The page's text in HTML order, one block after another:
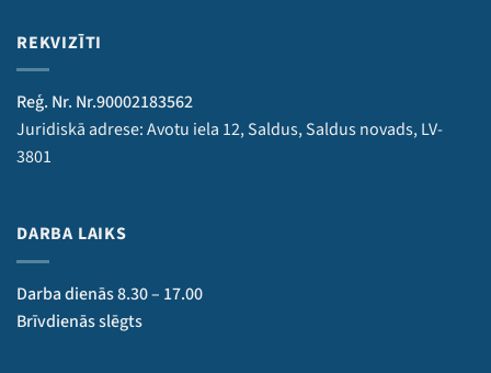
REKVIZĪTI
Reģ. Nr. Nr.90002183562
Juridiskā adrese: Avotu iela 12, Saldus, Saldus novads, LV-
3801
DARBA LAIKS
Darba dienās 8.30 – 17.00
Brīvdienās slēgts